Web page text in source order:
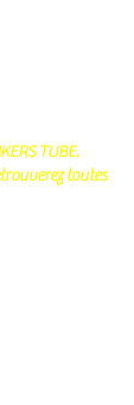
TUBE.
toutes